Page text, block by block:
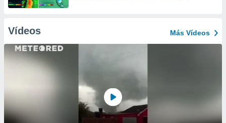
Vídeos Más Vídeos